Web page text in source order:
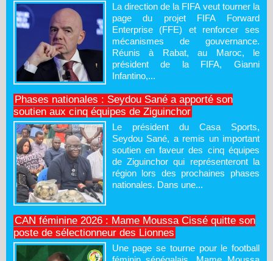
La direction de la FIFA veut tourner la
page du projet FIFA Forward
Enterprise (FFE) et renforcer ses
mécanismes de gouvernance.
Réunis à Rabat, au Maroc, le
président de la FIFA, Gianni
Infantino,...
Phases nationales : Seydou Sané a apporté son
soutien aux cinq équipes de Ziguinchor
Le président du Casa Sports,
Seydou Sané, a remis un important
soutien en faveur des cinq équipes
de Ziguinchor qui représenteront la
région lors des prochaines phases
nationales. Dans une...
CAN féminine 2026 : Mame Moussa Cissé quitte son
poste de sélectionneur des Lionnes
Une page se tourne pour le football